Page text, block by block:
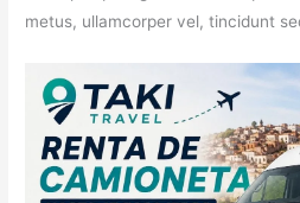
metus, ullamcorper vel, tincidunt